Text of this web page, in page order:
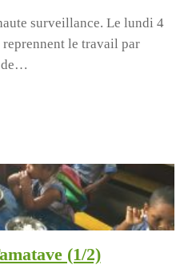
surveillance. Le lundi 4
reprennent le travail par
de…
(1/2)